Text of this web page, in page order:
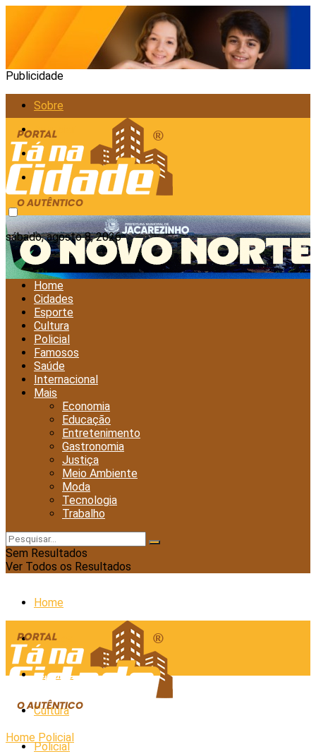
Publicidade
Sobre
Anunciar
Política de Privacidade
Contato
sábado, agosto 8, 2026
Home
Cidades
Esporte
Cultura
Policial
Famosos
Saúde
Internacional
Mais
Economia
Educação
Entretenimento
Gastronomia
Justiça
Meio Ambiente
Moda
Tecnologia
Trabalho
Sem Resultados
Ver Todos os Resultados
Home
Cidades
Esporte
Cultura
Policial
Home Policial